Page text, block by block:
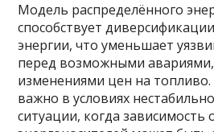
Модель распределённого
способствует
энергии, что уменьшает
перед возможными
изменениями цен на топливо.
важно в условиях
ситуации, когда